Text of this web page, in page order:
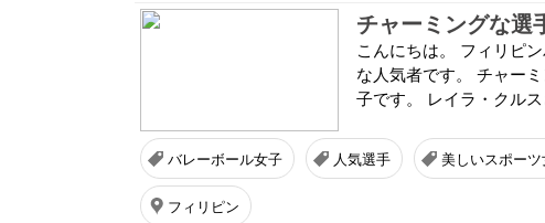
チャーミングな
こんにちは。 フィリピ
な人気者です。 チャー
子です。 レイラ・クル
バレーボール女子 人気選手 美しいスポー
フィリピン